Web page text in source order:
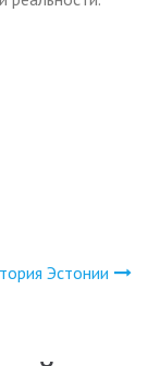
Эстонии